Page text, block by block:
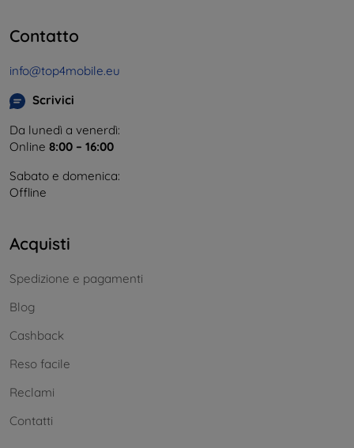
Contatto
info@top4mobile.eu
Scrivici
Da lunedì a venerdì:
Online 8:00 – 16:00
Sabato e domenica:
Offline
Acquisti
Spedizione e pagamenti
Blog
Cashback
Reso facile
Reclami
Contatti